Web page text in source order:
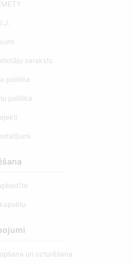
saraksts
politika
politika
un uzturēšana